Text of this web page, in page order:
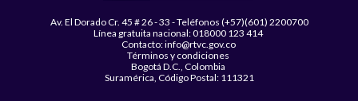
Av. El Dorado Cr. 45 # 26 - 33 - Teléfonos (+57)(601) 2200700
Línea gratuita nacional: 018000 123 414
Contacto: info@rtvc.gov.co
Términos y condiciones
Bogotá D.C., Colombia
Suramérica, Código Postal: 111321